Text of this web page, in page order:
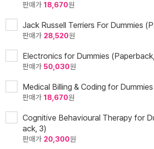
판매가 18,670원
Jack Russell Terriers For Dummies
판매가 28,520원
Electronics for Dummies
판매가 50,030원
Medical Billing & Coding for
판매가 18,670원
Cognitive Behavioural Therapy for
ack, 3)
판매가 20,300원